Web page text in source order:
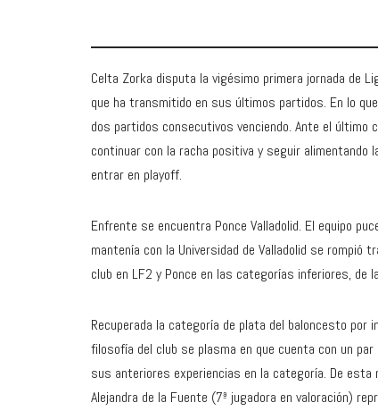
Celta Zorka disputa la vigésimo primera jornada de
que ha transmitido en sus últimos partidos. En lo
dos partidos consecutivos venciendo. Ante el último
continuar con la racha positiva y seguir alimentando
entrar en playoff.
Enfrente se encuentra Ponce Valladolid. El equipo
mantenía con la Universidad de Valladolid se rompió
club en LF2 y Ponce en las categorías inferiores, de
Recuperada la categoría de plata del baloncesto por
filosofía del club se plasma en que cuenta con un
sus anteriores experiencias en la categoría. De esta
Alejandra de la Fuente (7ª jugadora en valoración)